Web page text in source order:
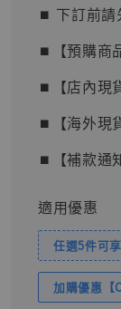
⏹︎ 下訂前請
⏹︎【預購商
⏹︎【店內現
⏹︎【海外現
⏹︎【補款通
適用優惠
任選5件可
加購優惠